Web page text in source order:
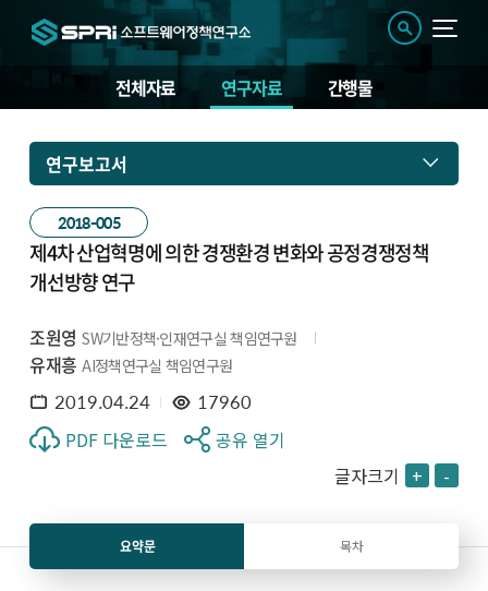
전체자료 연구자료 간행물
연구보고서
2018-005
제4차 산업혁명에 의한 경쟁환경 변화와 공정경쟁정책
개선방향 연구
조원영 SW기반정책·인재연구실 책임연구원
유재흥 AI정책연구실 책임연구원
2019.04.24 17960
PDF 다운로드
공유 열기
글자크기 + -
요약문 목차